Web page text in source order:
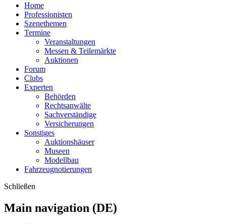
Home
Professionisten
Szenethemen
Termine
Veranstaltungen
Messen & Teilemärkte
Auktionen
Forum
Clubs
Experten
Behörden
Rechtsanwälte
Sachverständige
Versicherungen
Sonstiges
Auktionshäuser
Museen
Modellbau
Fahrzeugnotierungen
Schließen
Main navigation (DE)